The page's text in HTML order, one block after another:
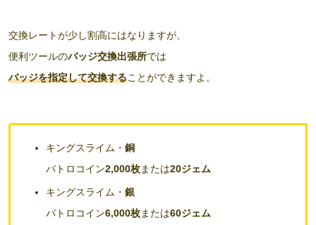
交換レートが少し割高にはなりますが、
便利ツールのバッジ交換出張所では
バッジを指定して交換することができますよ。
キングスライム・ 銅
バトロコイン2,000枚または20ジェム
キングスライム・ 銀
バトロコイン6,000枚または60ジェム